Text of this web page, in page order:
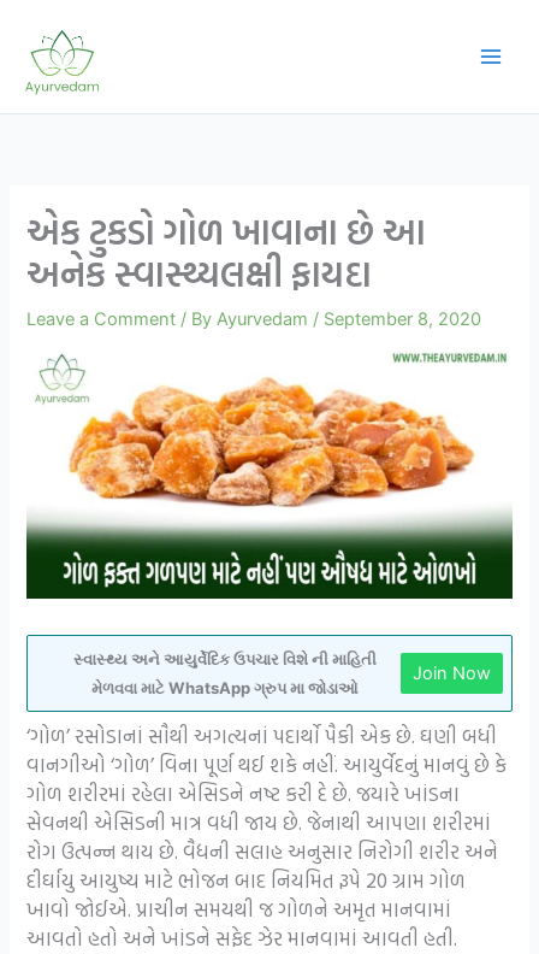
content
એક ટુકડો ગોળ ખાવાના છે આ
અનેક સ્વાસ્થ્યલક્ષી ફાયદા
Leave a Comment / ByAyurvedam / September 8, 2020
સ્વાસ્થ્ય અને આયુર્વેદિક ઉપચાર વિશે ની માહિતી
મેળવવા માટે WhatsApp ગ્રુપ મા જોડાઓ
Join Now
‘ગોળ’ રસોડાનાં સૌથી અગત્યનાં પદાર્થો પૈકી એક છે. ઘણી બધી
વાનગીઓ ‘ગોળ’ વિના પૂર્ણ થઈ શકે નહીં. આયુર્વેદનું માનવું છે કે
ગોળ શરીરમાં રહેલા એસિડને નષ્ટ કરી દે છે. જયારે ખાંડના
સેવનથી એસિડની માત્ર વધી જાય છે. જેનાથી આપણા શરીરમાં
રોગ ઉત્પન્ન થાય છે. વૈદ્યની સલાહ અનુસાર નિરોગી શરીર અને
દીર્ઘાયુ આયુષ્ય માટે ભોજન બાદ નિયમિત રૂપે 20 ગ્રામ ગોળ
ખાવો જોઈએ. પ્રાચીન સમયથી જ ગોળને અમૃત માનવામાં
આવતો હતો અને ખાંડને સફેદ ઝેર માનવામાં આવતી હતી.